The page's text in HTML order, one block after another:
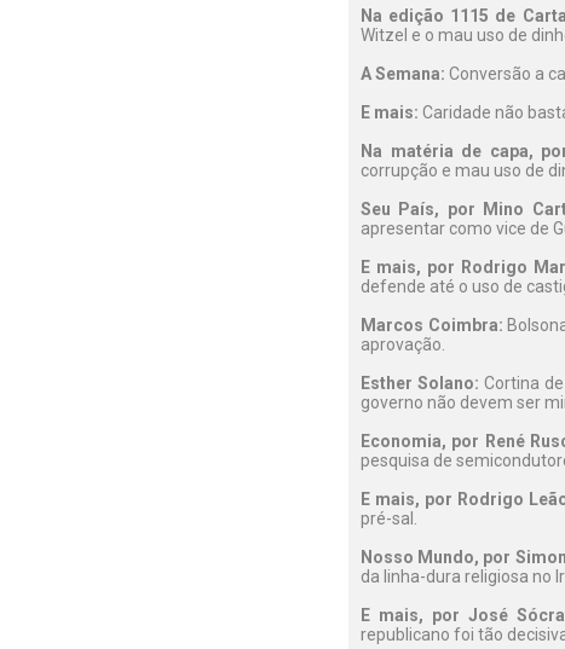
Na edição 1115 de
Witzel e o mau uso de
A Semana: Conversão a
E mais: Caridade não
Na matéria de capa,
corrupção e mau uso de
Seu País, por Mino
apresentar como vice de
E mais, por Rodrigo
defende até o uso de
Marcos Coimbra:
aprovação.
Esther Solano:Cortina
governo não devem ser
Economia, por René
pesquisa de
E mais, por Rodrigo
pré-sal.
Nosso Mundo, por
da linha-dura religiosa no
E mais, por José
republicano foi tão